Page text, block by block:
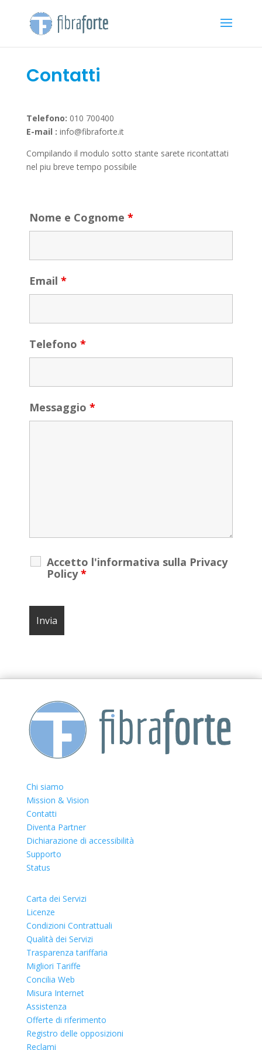
Contatti
Telefono: 010 700400
E-mail : info@fibraforte.it
Compilando il modulo sotto stante sarete ricontattati
nel piu breve tempo possibile
Nome e Cognome *
Email *
Telefono *
Messaggio *
Accetto l'informativa sulla Privacy
Policy*
Chi siamo
Mission & Vision
Contatti
Diventa Partner
Dichiarazione di accessibilità
Supporto
Status
Carta dei Servizi
Licenze
Condizioni Contrattuali
Qualità dei Servizi
Trasparenza tariffaria
Migliori Tariffe
Concilia Web
Misura Internet
Assistenza
Offerte di riferimento
Registro delle opposizioni
Reclami